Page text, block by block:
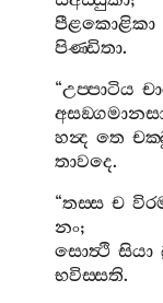
පීළකොළිකා
පිණ‍්ඩිතා.
“උප‍්පාටිය
හන්‍ද තෙ
තාවදෙ.
“තස‍්ස ච
නං;
සොත්‍ථි සියා
භවිස‍්සති.